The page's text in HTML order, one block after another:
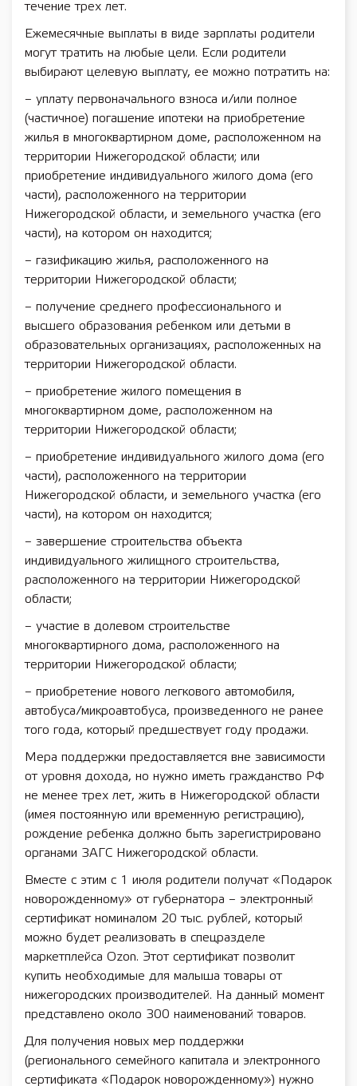
течение трех лет.
Ежемесячные выплаты в виде зарплаты родители
могут тратить на любые цели. Если родители
выбирают целевую выплату, ее можно потратить на:
– уплату первоначального взноса и/или полное
(частичное) погашение ипотеки на приобретение
жилья в многоквартирном доме, расположенном на
территории Нижегородской области; или
приобретение индивидуального жилого дома (его
части), расположенного на территории
Нижегородской области, и земельного участка (его
части), на котором он находится;
– газификацию жилья, расположенного на
территории Нижегородской области;
– получение среднего профессионального и
высшего образования ребенком или детьми в
образовательных организациях, расположенных на
территории Нижегородской области.
– приобретение жилого помещения в
многоквартирном доме, расположенном на
территории Нижегородской области;
– приобретение индивидуального жилого дома (его
части), расположенного на территории
Нижегородской области, и земельного участка (его
части), на котором он находится;
– завершение строительства объекта
индивидуального жилищного строительства,
расположенного на территории Нижегородской
области;
– участие в долевом строительстве
многоквартирного дома, расположенного на
территории Нижегородской области;
– приобретение нового легкового автомобиля,
автобуса/микроавтобуса, произведенного не ранее
того года, который предшествует году продажи.
Мера поддержки предоставляется вне зависимости
от уровня дохода, но нужно иметь гражданство РФ
не менее трех лет, жить в Нижегородской области
(имея постоянную или временную регистрацию),
рождение ребенка должно быть зарегистрировано
органами ЗАГС Нижегородской области.
Вместе с этим с 1 июля родители получат «Подарок
новорожденному» от губернатора – электронный
сертификат номиналом 20 тыс. рублей, который
можно будет реализовать в спецразделе
маркетплейса Ozon. Этот сертификат позволит
купить необходимые для малыша товары от
нижегородских производителей. На данный момент
представлено около 300 наименований товаров.
Для получения новых мер поддержки
(регионального семейного капитала и электронного
сертификата «Подарок новорожденному») нужно